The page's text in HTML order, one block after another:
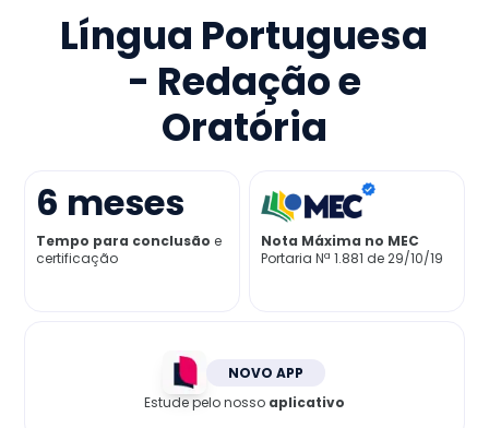
Como funciona
Credenciamento MEC
Já sou aluno
Língua Portuguesa
- Redação e
Oratória
6 meses
Tempo para conclusão e
certificação
Nota Máxima no MEC
Portaria Nª 1.881 de 29/10/19
NOVO APP
Estude pelo nosso aplicativo